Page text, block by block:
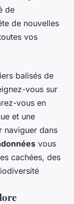
de
de nouvelles
vos
balisés de
vous sur
vous en
et une
naviguer dans
vous
cachées, des